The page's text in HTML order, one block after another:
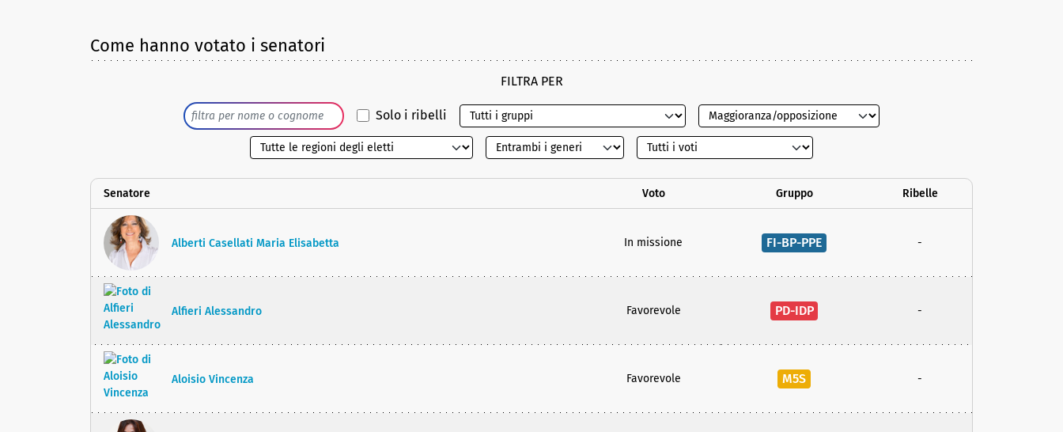
Come hanno votato i senatori
FILTRA PER
Solo i ribelli
Senatore Voto Gruppo Ribelle
Alberti Casellati Maria Elisabetta In missione FI-BP-PPE -
Alfieri Alessandro Favorevole PD-IDP -
Aloisio Vincenza Favorevole M5S -